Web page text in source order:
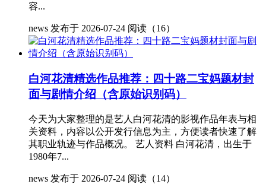
容...
news 发布于 2026-07-24 阅读（16）
白河花清精选作品推荐：四十路二宝妈题材封
面与剧情介绍（含原始识别码）
今天为大家整理的是艺人白河花清的影视作品年表与相
关资料，内容以公开发行信息为主，方便读者快速了解
其职业轨迹与作品概况。 艺人资料 白河花清，出生于
1980年7...
news 发布于 2026-07-24 阅读（14）